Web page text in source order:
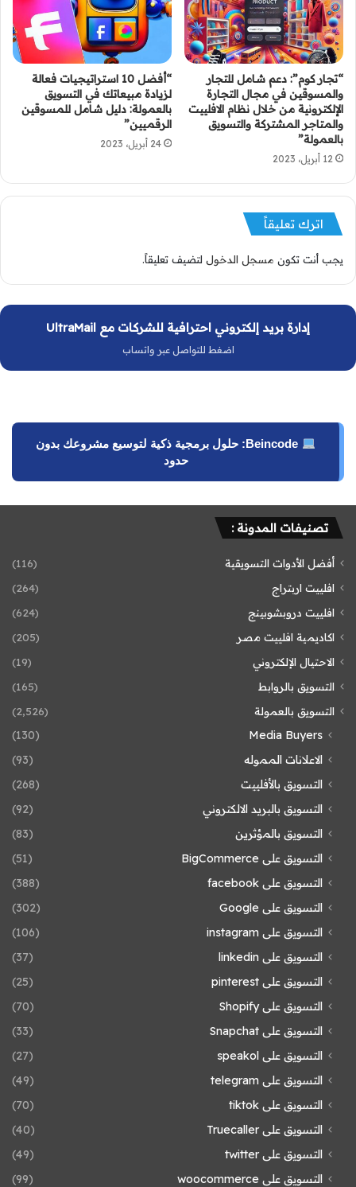
“تجار كوم”: دعم شامل للتجار
والمسوقين في مجال التجارة
الإلكترونية من خلال نظام الافلييت
والمتاجر المشتركة والتسويق
بالعمولة”
12 أبريل، 2023
“أفضل 10 استراتيجيات فعالة
لزيادة مبيعاتك في التسويق
بالعمولة: دليل شامل للمسوقين
الرقميين”
24 أبريل، 2023
اترك تعليقاً
يجب أنت تكون مسجل الدخول لتضيف تعليقاً.
إدارة بريد إلكتروني احترافية للشركات مع UltraMail
اضغط للتواصل عبر واتساب
Beincode: حلول برمجية ذكية لتوسيع مشروعك بدون
حدود
تصنيفات المدونة :
أفضل الأدوات التسويقية
(116)
افلييت اربتراج
(264)
افلييت دروبشوبينج
(624)
اكاديمية افلييت مصر
(205)
الاحتيال الإلكتروني
(19)
التسويق بالروابط
(165)
التسويق بالعمولة
(2٬526)
Media Buyers
(130)
الاعلانات المموله
(93)
التسويق بالأفلييت
(268)
التسويق بالبريد الالكتروني
(92)
التسويق بالمؤثرين
(83)
التسويق على BigCommerce
(51)
التسويق على facebook
(388)
التسويق على Google
(302)
التسويق على instagram
(106)
التسويق على linkedin
(37)
التسويق على pinterest
(25)
التسويق على Shopify
(70)
التسويق على Snapchat
(33)
التسويق على speakol
(27)
التسويق على telegram
(49)
التسويق على tiktok
(70)
التسويق على Truecaller
(40)
التسويق على twitter
(49)
التسويق على woocommerce
(99)